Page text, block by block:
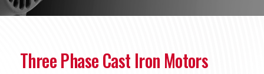
Three Phase Cast Iron Motors